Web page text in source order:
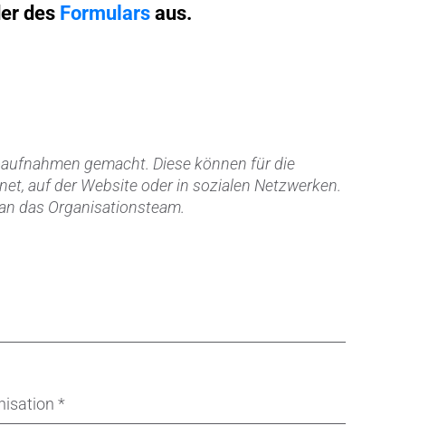
Metallbearbeitung
Rohrbearbeitung
Sanitärtechnik
des Formulars aus.
gemacht. Diese können für die
auf der Website oder in sozialen Netzwerken.
das Organisationsteam.
*